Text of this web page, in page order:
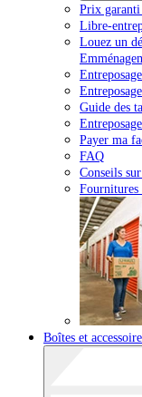
Prix garanti
Libre-
Louez un
Guide des
Payer ma
FAQ
Conseils
Fournitures
Boîtes et